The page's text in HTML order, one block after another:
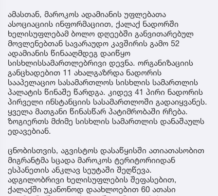
ამასთან, მაროკოს ადამიანის უფლებათა
ასოციაციის ინფორმაციით, ქალაქ ნადორში
ხელისუფლებამ ბოლო დღეებში განვითარებულ
მოვლენებთან სავარაუდო კავშირის გამო 52
ადამიანის წინააღმდეგ დაიწყო
სისხლისსამართლებრივი დევნა. ორგანიზაციის
განცხადებით 11 ახალგაზრდა ნადორის
სააპელაციო სასამართლოს სისხლის სამართლის
პალატის წინაშე წარდგა. კიდევ 41 პირი ნადორის
პირველი ინსტანციის სასამართლოში გადაიყვანეს.
ყველა მათგანი წინასწარ პატიმრობაში რჩება.
ზოგიერთს მძიმე სისხლის სამართლის დანაშაულს
ედავებიან.
ცნობისთვის, აგვისტოს დასაწყისში ათიათასობით
მიგრანტმა სცადა მაროკოს ტერიტორიიდან
ესპანეთის ანკლავ სეუტაში შეღწევა.
ადგილობრივი ხელისუფლების შეფასებით,
ქალაქში უკანონოდ დაახლოებით 60 ათასი